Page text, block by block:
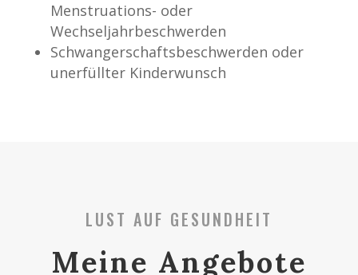
Menstruations- oder
Wechseljahrbeschwerden
Schwangerschaftsbeschwerden oder
unerfüllter Kinderwunsch
LUST AUF GESUNDHEIT
Meine Angebote